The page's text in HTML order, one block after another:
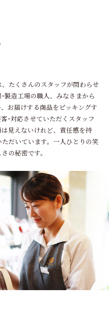
たくさんのスタッフが関わらせ
製造工場の職人、みなさまから
お届けする商品をピッキングす
･対応させていただくスタッフ
見えないけれど、責任感を持
だいています。一人ひとりの笑
の秘密です。